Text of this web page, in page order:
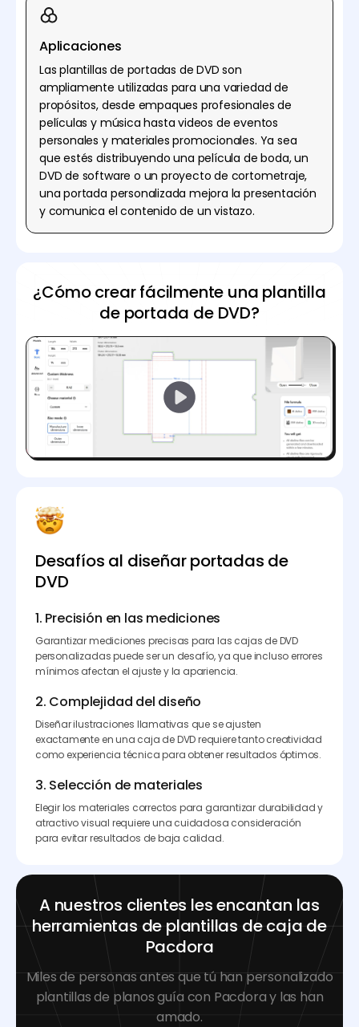
Aplicaciones
Las plantillas de portadas de DVD son
ampliamente utilizadas para una variedad de
propósitos, desde empaques profesionales de
películas y música hasta videos de eventos
personales y materiales promocionales. Ya sea
que estés distribuyendo una película de boda, un
DVD de software o un proyecto de cortometraje,
una portada personalizada mejora la presentación
y comunica el contenido de un vistazo.
¿Cómo crear fácilmente una plantilla
de portada de DVD?
Desafíos al diseñar portadas de
DVD
1. Precisión en las mediciones
Garantizar mediciones precisas para las cajas de DVD
personalizadas puede ser un desafío, ya que incluso errores
mínimos afectan el ajuste y la apariencia.
2. Complejidad del diseño
Diseñar ilustraciones llamativas que se ajusten
exactamente en una caja de DVD requiere tanto creatividad
como experiencia técnica para obtener resultados óptimos.
3. Selección de materiales
Elegir los materiales correctos para garantizar durabilidad y
atractivo visual requiere una cuidadosa consideración
para evitar resultados de baja calidad.
A nuestros clientes les encantan las
herramientas de plantillas de caja de
Pacdora
Miles de personas antes que tú han personalizado
plantillas de planos guía con Pacdora y las han
amado.